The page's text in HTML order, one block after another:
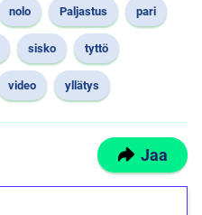
nolo Paljastus pari
sisko tyttö
video yllätys
Jaa